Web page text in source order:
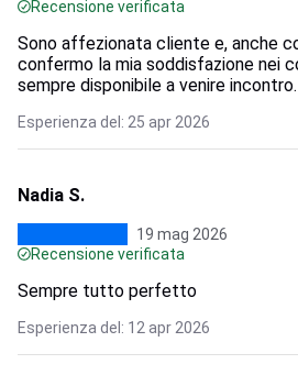
Recensione verificata
Sono affezionata cliente e, anche
confermo la mia soddisfazione nei
sempre disponibile a venire incontro.
Esperienza del: 25 apr 2026
Nadia S.
19 mag 2026
Recensione verificata
Sempre tutto perfetto
Esperienza del: 12 apr 2026